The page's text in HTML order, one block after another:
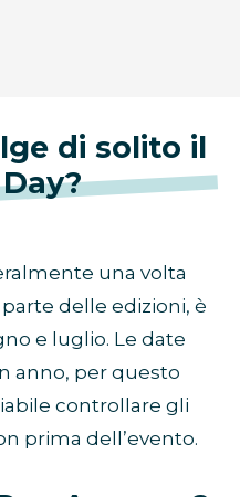
di solito il
una volta
delle edizioni, è
e luglio. Le date
anno, per questo
controllare gli
prima dell’evento.